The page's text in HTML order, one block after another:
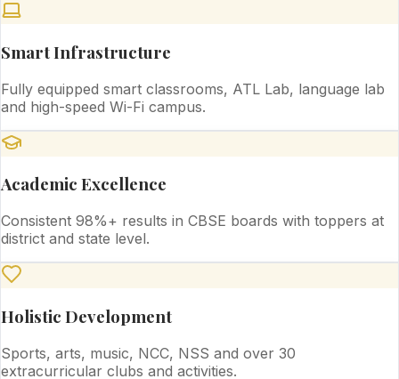
Smart Infrastructure
Fully equipped smart classrooms, ATL Lab, language lab
and high-speed Wi-Fi campus.
Academic Excellence
Consistent 98%+ results in CBSE boards with toppers at
district and state level.
Holistic Development
Sports, arts, music, NCC, NSS and over 30
extracurricular clubs and activities.